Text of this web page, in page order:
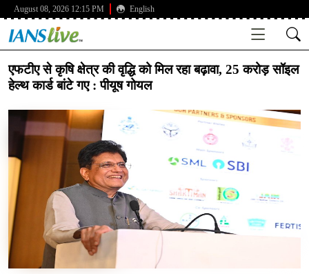
August 08, 2026 12:15 PM English
एफटीए से कृषि क्षेत्र की वृद्धि को मिल रहा बढ़ावा, 25 करोड़ सॉइल
हेल्थ कार्ड बांटे गए : पीयूष गोयल